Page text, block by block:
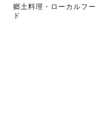
郷土料理・ローカルフー
ド